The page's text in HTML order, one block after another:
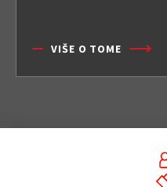
VIŠE O TOME